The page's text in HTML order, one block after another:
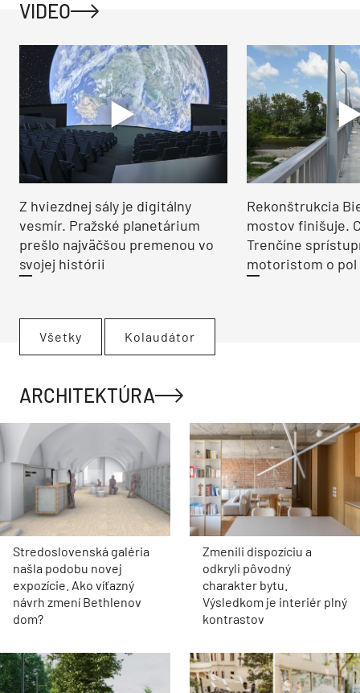
VIDEO
Z hviezdnej sály je digitálny
vesmír. Pražské planetárium
prešlo najväčšou premenou vo
svojej histórii
Rekonštrukcia
mostov finišuje.
Trenčíne
motoristom o pol
Všetky Kolaudátor
ARCHITEKTÚRA
Stredoslovenská galéria
našla podobu novej
expozície. Ako víťazný
návrh zmení Bethlenov
dom?
Zmenili dispozíciu a
odkryli pôvodný
charakter bytu.
Výsledkom je interiér plný
kontrastov